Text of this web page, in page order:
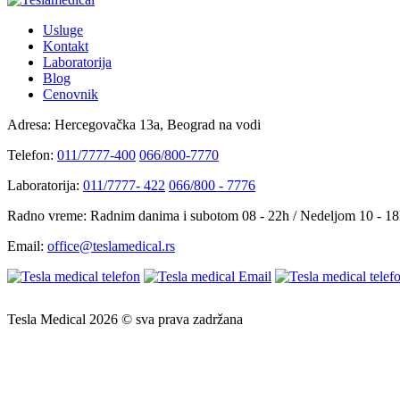
Usluge
Kontakt
Laboratorija
Blog
Cenovnik
Adresa: Hercegovačka 13a, Beograd na vodi
Telefon: 011/7777-400 066/800-7770
Laboratorija: 011/7777- 422 066/800 - 7776
Radno vreme: Radnim danima i subotom 08 - 22h / Nedeljom 10 -
Email: office@teslamedical.rs
Tesla Medical 2026 © sva prava zadržana